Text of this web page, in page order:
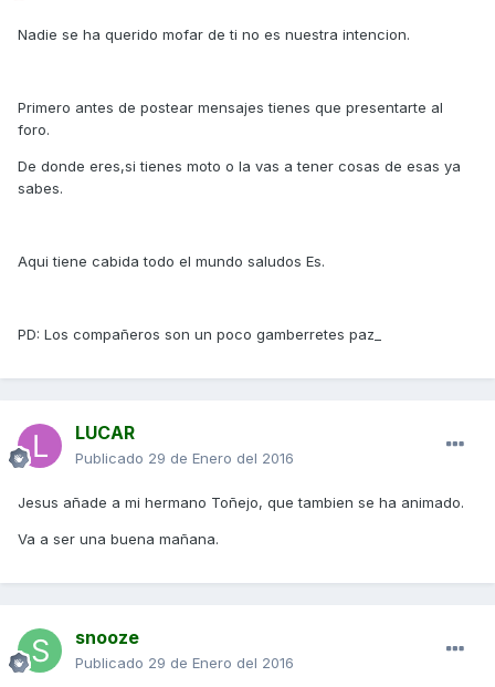
Nadie se ha querido mofar de ti no es nuestra intencion.
Primero antes de postear mensajes tienes que presentarte al
foro.
De donde eres,si tienes moto o la vas a tener cosas de esas ya
sabes.
Aqui tiene cabida todo el mundo saludos Es.
PD: Los compañeros son un poco gamberretes paz_
LUCAR
Publicado 29 de Enero del 2016
Jesus añade a mi hermano Toñejo, que tambien se ha animado.
Va a ser una buena mañana.
snooze
Publicado 29 de Enero del 2016